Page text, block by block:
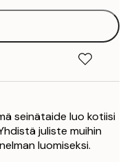
seinätaide luo kotiisi
juliste muihin
luomiseksi.